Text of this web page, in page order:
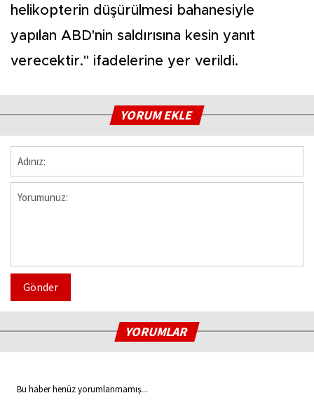
helikopterin düşürülmesi bahanesiyle
yapılan ABD'nin saldırısına kesin yanıt
verecektir." ifadelerine yer verildi.
YORUM EKLE
Gönder
YORUMLAR
Bu haber henüz yorumlanmamış...